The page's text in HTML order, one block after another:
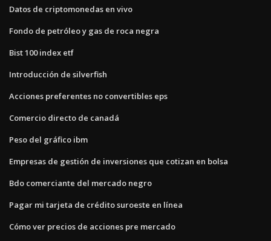
Datos de criptomonedas en vivo
Fondo de petróleo y gas de roca negra
Bist 100 index etf
Introducción de silverfish
Acciones preferentes no convertibles eps
Comercio directo de canadá
Peso del gráfico ibm
Empresas de gestión de inversiones que cotizan en bolsa
Bdo comerciante del mercado negro
Pagar mi tarjeta de crédito suroeste en línea
Cómo ver precios de acciones pre mercado